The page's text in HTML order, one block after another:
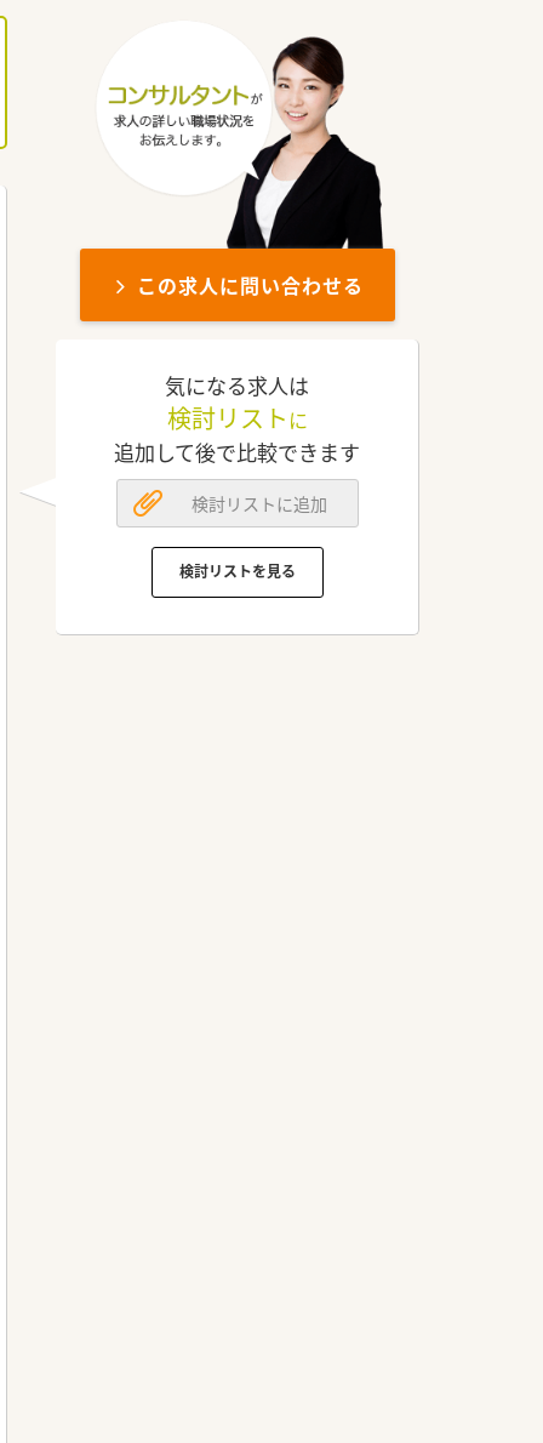
この求人に問い合わせる
気になる求人は
検討リスト に
追加して後で比較できます
検討リストに追加
検討リストを見る